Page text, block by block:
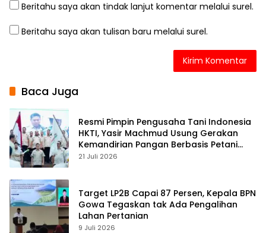
Beritahu saya akan tindak lanjut komentar melalui surel.
Beritahu saya akan tulisan baru melalui surel.
Baca Juga
Resmi Pimpin Pengusaha Tani Indonesia
HKTI, Yasir Machmud Usung Gerakan
Kemandirian Pangan Berbasis Petani
Modern
21 Juli 2026
Target LP2B Capai 87 Persen, Kepala BPN
Gowa Tegaskan tak Ada Pengalihan
Lahan Pertanian
9 Juli 2026